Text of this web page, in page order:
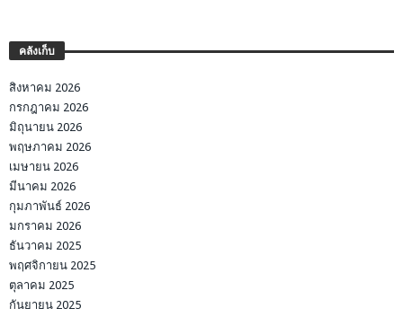
คลังเก็บ
สิงหาคม 2026
กรกฎาคม 2026
มิถุนายน 2026
พฤษภาคม 2026
เมษายน 2026
มีนาคม 2026
กุมภาพันธ์ 2026
มกราคม 2026
ธันวาคม 2025
พฤศจิกายน 2025
ตุลาคม 2025
กันยายน 2025